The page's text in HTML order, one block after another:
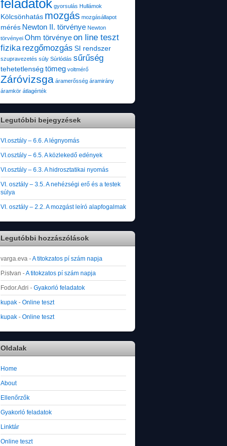
feladatok gyorsulás Hullámok
Kölcsönhatás mozgás mozgásállapot
mérés Newton II. törvénye Newton
törvényei Ohm törvényeon line teszt
fizika rezgőmozgás SI rendszer
szupravezetés súly Súrlódás sűrűség
tehetetlenség tömeg voltmérő
Záróvizsga áramerősség áramirány
áramkör átlagérték
Legutóbbi bejegyzések
VI.osztály – 6.6. A légnyomás
VI.osztály – 6.5. A közlekedő edények
VI.osztály – 6.3. A hidrosztatikai nyomás
VI. osztály – 3.5. A nehézségi erő és a testek
súlya
VI. osztály – 2.2. A mozgást leíró alapfogalmak
Legutóbbi hozzászólások
varga.eva -A titokzatos pí szám napja
P.istvan -A titokzatos pí szám napja
Fodor.Adri - Gyakorló feladatok
kupak - Online teszt
kupak - Online teszt
Oldalak
Home
About
Ellenőrzők
Gyakorló feladatok
Linktár
Online teszt